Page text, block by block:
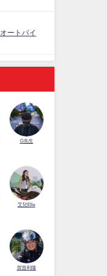
オートバイ
G先生
艾兒Elle
賀曾利隆